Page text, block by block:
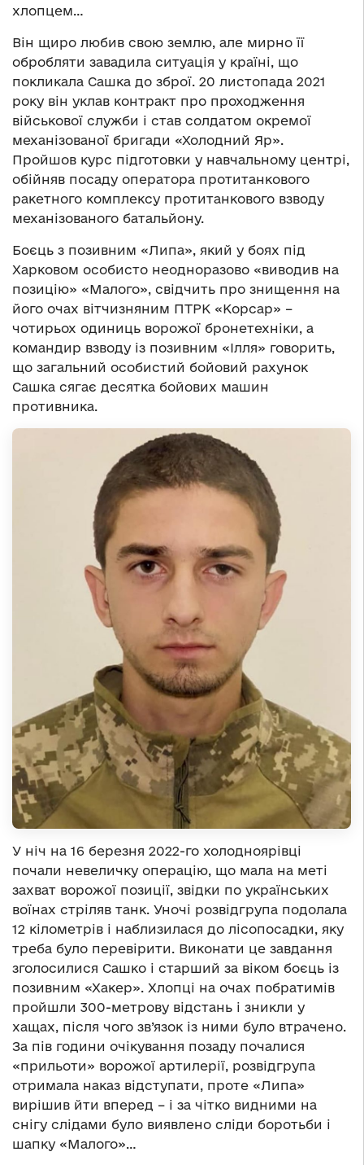
хлопцем…
Він щиро любив свою землю, але мирно її
обробляти завадила ситуація у країні, що
покликала Сашка до зброї. 20 листопада 2021
року він уклав контракт про проходження
військової служби і став солдатом окремої
механізованої бригади «Холодний Яр».
Пройшов курс підготовки у навчальному центрі,
обійняв посаду оператора протитанкового
ракетного комплексу протитанкового взводу
механізованого батальйону.
Боєць з позивним «Липа», який у боях під
Харковом особисто неодноразово «виводив на
позицію» «Малого», свідчить про знищення на
його очах вітчизняним ПТРК «Корсар» –
чотирьох одиниць ворожої бронетехніки, а
командир взводу із позивним «Ілля» говорить,
що загальний особистий бойовий рахунок
Сашка сягає десятка бойових машин
противника.
У ніч на 16 березня 2022-го холодноярівці
почали невеличку операцію, що мала на меті
захват ворожої позиції, звідки по українських
воїнах стріляв танк. Уночі розвідгрупа подолала
12 кілометрів і наблизилася до лісопосадки, яку
треба було перевірити. Виконати це завдання
зголосилися Сашко і старший за віком боєць із
позивним «Хакер». Хлопці на очах побратимів
пройшли 300-метрову відстань і зникли у
хащах, після чого зв’язок із ними було втрачено.
За пів години очікування позаду почалися
«прильоти» ворожої артилерії, розвідгрупа
отримала наказ відступати, проте «Липа»
вирішив йти вперед – і за чітко видними на
снігу слідами було виявлено сліди боротьби і
шапку «Малого»…